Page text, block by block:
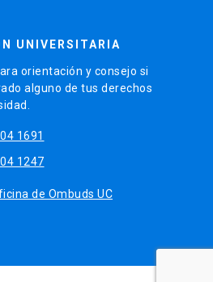
UNIVERSITARIA
orientación y consejo si
alguno de tus derechos
1691
1247
de Ombuds UC